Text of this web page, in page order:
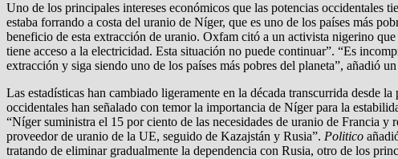
Uno de los principales intereses económicos que las potencias
estaba forrando a costa del uranio de Níger, que es uno de los países más
beneficio de esta extracción de uranio. Oxfam citó a un activista nigerino
tiene acceso a la electricidad. Esta situación no puede continuar”. “Es
extracción y siga siendo uno de los países más pobres del planeta”, añadió
Las estadísticas han cambiado ligeramente en la década transcurrida
occidentales han señalado con temor la importancia de Níger para la
“Níger suministra el 15 por ciento de las necesidades de uranio de Francia
proveedor de uranio de la UE, seguido de Kazajstán y Rusia”. Politico
tratando de eliminar gradualmente la dependencia con Rusia, otro de los